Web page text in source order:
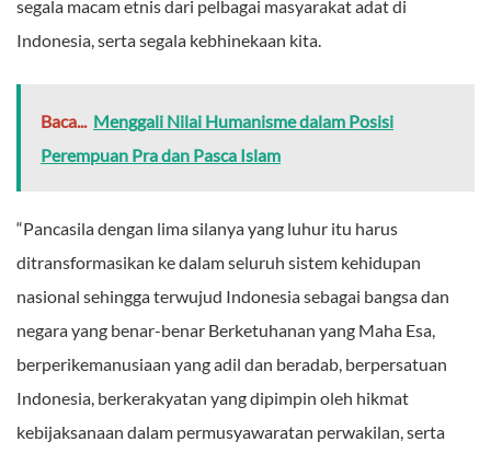
segala macam etnis dari pelbagai masyarakat adat di
Indonesia, serta segala kebhinekaan kita.
Baca... Menggali Nilai Humanisme dalam Posisi
Perempuan Pra dan Pasca Islam
“Pancasila dengan lima silanya yang luhur itu harus
ditransformasikan ke dalam seluruh sistem kehidupan
nasional sehingga terwujud Indonesia sebagai bangsa dan
negara yang benar-benar Berketuhanan yang Maha Esa,
berperikemanusiaan yang adil dan beradab, berpersatuan
Indonesia, berkerakyatan yang dipimpin oleh hikmat
kebijaksanaan dalam permusyawaratan perwakilan, serta